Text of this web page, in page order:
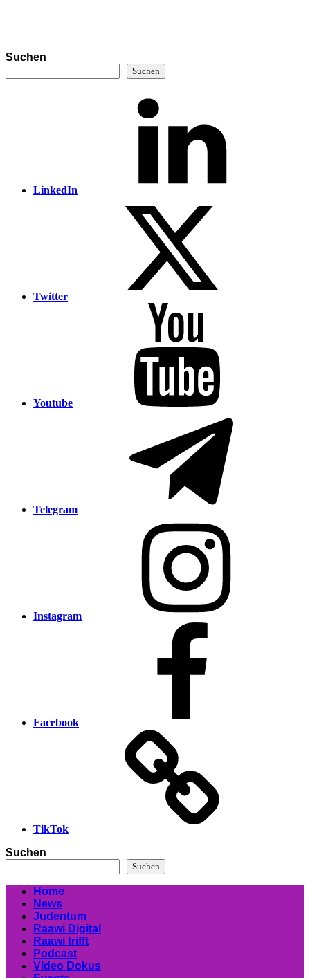
Suchen
Suchen
LinkedIn
Twitter
Youtube
Telegram
Instagram
Facebook
TikTok
Suchen
Suchen
Home
News
Judentum
Raawi Digital
Raawi trifft
Podcast
Video Dokus